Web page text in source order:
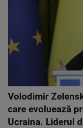
Volodimir
care evoluează
Ucraina. Liderul